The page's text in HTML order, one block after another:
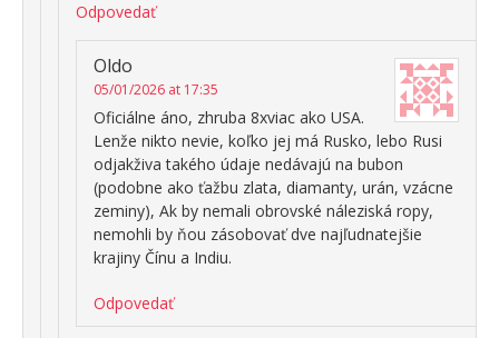
Odpovedať
Oldo
05/01/2026 at 17:35
Oficiálne áno, zhruba 8xviac ako USA.
Lenže nikto nevie, koľko jej má Rusko, lebo Rusi
odjakživa takého údaje nedávajú na bubon
(podobne ako ťažbu zlata, diamanty, urán, vzácne
zeminy), Ak by nemali obrovské náleziská ropy,
nemohli by ňou zásobovať dve najľudnatejšie
krajiny Čínu a Indiu.
Odpovedať